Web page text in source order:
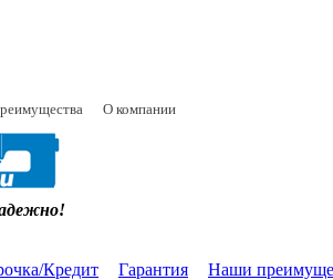
О компании
Кредит Гарантия Наши